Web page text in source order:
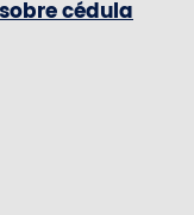
cédula